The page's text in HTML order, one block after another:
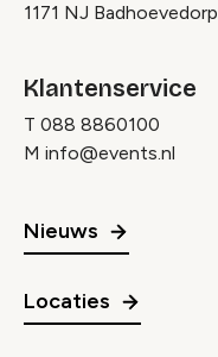
1171 NJ Badhoevedorp
Klantenservice
T 088 8860100
M info@events.nl
Nieuws
Locaties